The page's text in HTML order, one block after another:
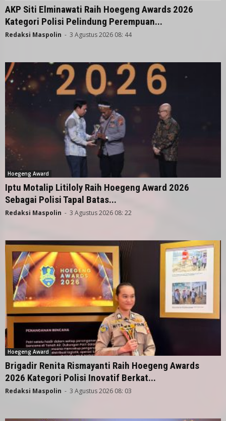
AKP Siti Elminawati Raih Hoegeng Awards 2026
Kategori Polisi Pelindung Perempuan...
Redaksi Maspolin - 3 Agustus 2026 08: 44
Hoegeng Award
Iptu Motalip Litiloly Raih Hoegeng Award 2026
Sebagai Polisi Tapal Batas...
Redaksi Maspolin - 3 Agustus 2026 08: 22
Hoegeng Award
Brigadir Renita Rismayanti Raih Hoegeng Awards
2026 Kategori Polisi Inovatif Berkat...
Redaksi Maspolin - 3 Agustus 2026 08: 03